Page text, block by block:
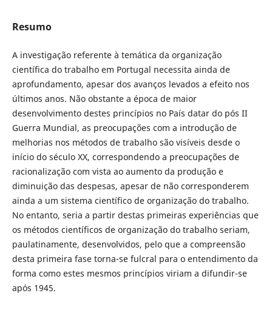
Resumo
A investigação referente à temática da organização
científica do trabalho em Portugal necessita ainda de
aprofundamento, apesar dos avanços levados a efeito nos
últimos anos. Não obstante a época de maior
desenvolvimento destes princípios no País datar do pós II
Guerra Mundial, as preocupações com a introdução de
melhorias nos métodos de trabalho são visíveis desde o
início do século XX, correspondendo a preocupações de
racionalização com vista ao aumento da produção e
diminuição das despesas, apesar de não corresponderem
ainda a um sistema científico de organização do trabalho.
No entanto, seria a partir destas primeiras experiências que
os métodos científicos de organização do trabalho seriam,
paulatinamente, desenvolvidos, pelo que a compreensão
desta primeira fase torna-se fulcral para o entendimento da
forma como estes mesmos princípios viriam a difundir-se
após 1945.